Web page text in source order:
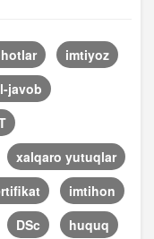
imtiyoz
javob
xalqaro yutuqlar
imtihon
DSc
huquq